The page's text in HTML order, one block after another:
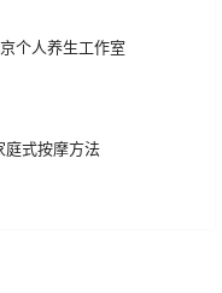
个人养生工作室
庭式按摩方法